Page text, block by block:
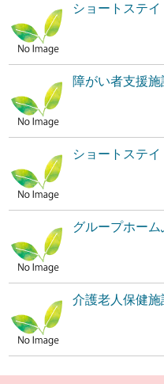
ショートステイ
障がい者支援
ショートステ
グループホー
介護老人保健